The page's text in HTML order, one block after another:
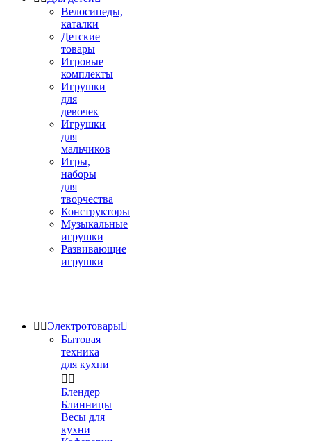
Велосипеды,
каталки
Детские
товары
Игровые
комплекты
Игрушки
для
девочек
Игрушки
для
мальчиков
Игры,
наборы
для
творчества
Конструкторы
Музыкальные
игрушки
Развивающие
игрушки
 Электротовары
Бытовая
техника
для кухни
 
Блендер
Блинницы
Весы для
кухни